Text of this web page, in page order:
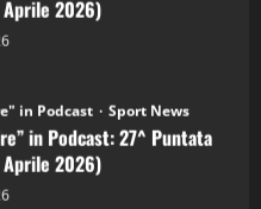
in Podcast: 27^ Puntata
2026)